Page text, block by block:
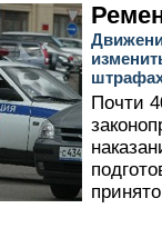
Почти